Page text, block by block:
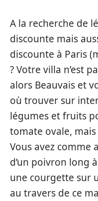
A la recherche de
discounte mais
discounte à Paris
? Votre villa n’est
alors Beauvais et
où trouver sur
légumes et fruits
tomate ovale, mais
Vous avez comme
d’un poivron long
une courgette sur
au travers de ce